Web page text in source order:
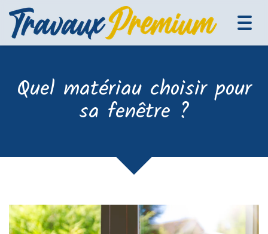
Quel matériau choisir pour
sa fenêtre ?